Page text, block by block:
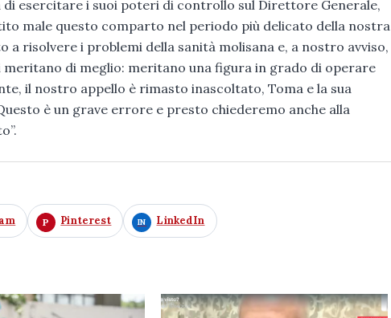
esercitare i suoi poteri di controllo sul Direttore Generale,
male questo comparto nel periodo più delicato della nostra
risolvere i problemi della sanità molisana e, a nostro avviso,
di meglio: meritano una figura in grado di operare
il nostro appello è rimasto inascoltato, Toma e la sua
è un grave errore e presto chiederemo anche alla
Pinterest LinkedIn